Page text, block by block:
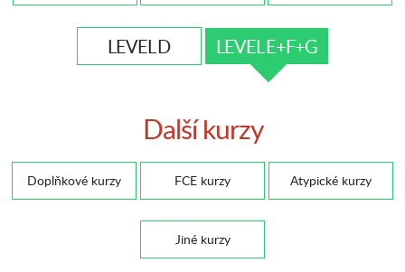
LEVEL D LEVEL E+F+G
Další kurzy
Doplňkové kurzy FCE kurzy Atypické kurzy
Jiné kurzy